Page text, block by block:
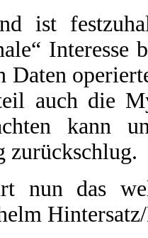
ist
Interesse
Daten
auch die
kann
zurückschlug.
nun das